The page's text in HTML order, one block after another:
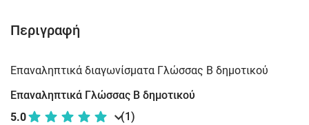
Περιγραφή
Επαναληπτικά διαγωνίσματα Γλώσσας Β δημοτικού
Επαναληπτικά Γλώσσας Β δημοτικού
5.0
(1)